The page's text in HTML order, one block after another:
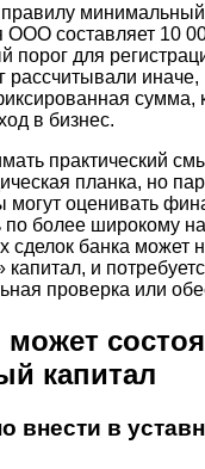
ООО составляет 10
порог для
рассчитывали иначе,
сумма,
в бизнес.
практический
планка, но
могут оценивать
по более широкому
сделок банка может
и
проверка или
может
капитал
внести в